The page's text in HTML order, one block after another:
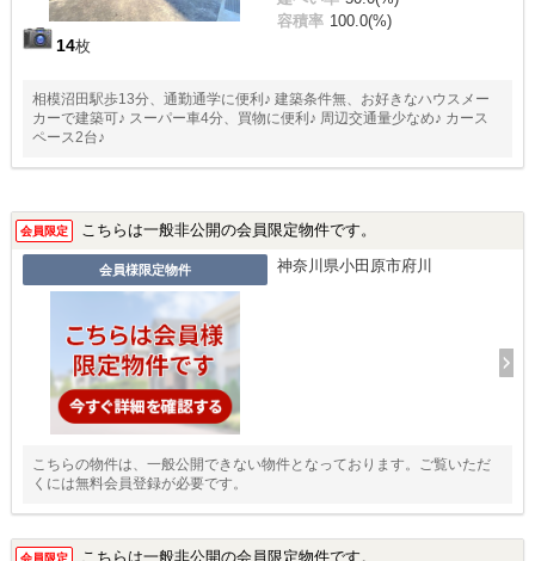
14枚
容積率 100.0(%)
相模沼田駅歩13分、通勤通学に便利♪ 建築条件無、お好きなハウスメー
カーで建築可♪ スーパー車4分、買物に便利♪ 周辺交通量少なめ♪ カース
ペース2台♪
会員限定 こちらは一般非公開の会員限定物件です。
会員様限定物件 神奈川県小田原市府川
こちらの物件は、一般公開できない物件となっております。ご覧いただ
くには無料会員登録が必要です。
こちらは一般非公開の会員限定物件です。